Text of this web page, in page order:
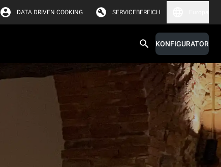
DATA DRIVEN COOKING SERVICEBEREICH
KONFIGURATOR